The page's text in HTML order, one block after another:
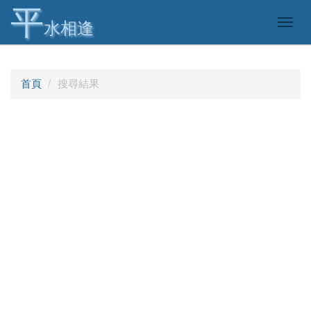
平水相逢
首頁 搜尋結果